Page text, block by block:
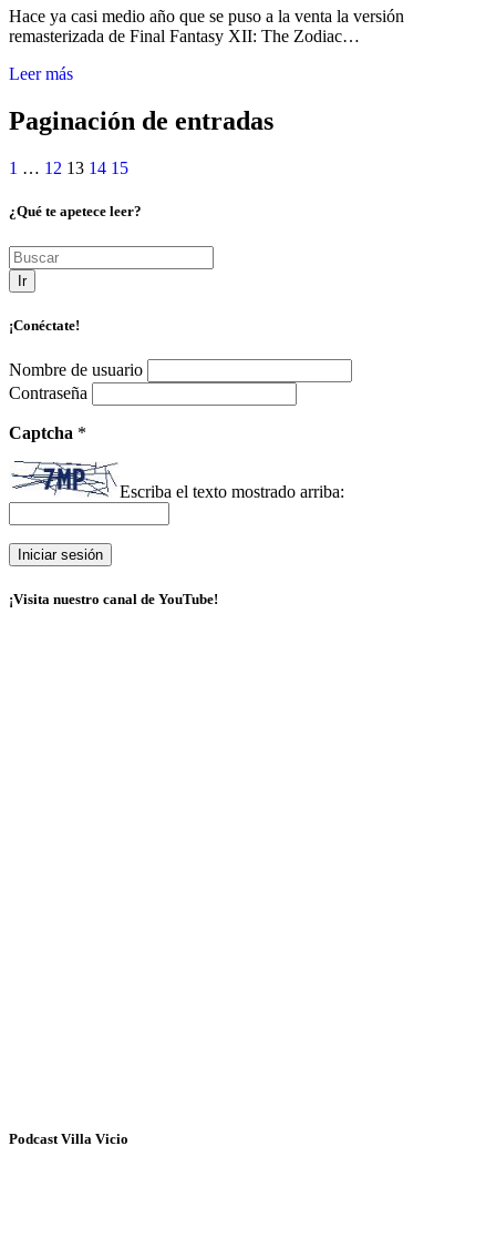
Hace ya casi medio año que se puso a la venta la versión
remasterizada de Final Fantasy XII: The Zodiac…
Leer más
Paginación de entradas
1 … 12 13 14 15
¿Qué te apetece leer?
Ir
¡Conéctate!
Nombre de usuario
Contraseña
Captcha *
Escriba el texto mostrado arriba:
¡Visita nuestro canal de YouTube!
Podcast Villa Vicio